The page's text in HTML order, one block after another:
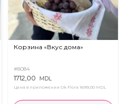
Корзина «Вкус дома»
#8084
1712,00 MDL
Цена в приложении Ok Flora 1699,00 MDL